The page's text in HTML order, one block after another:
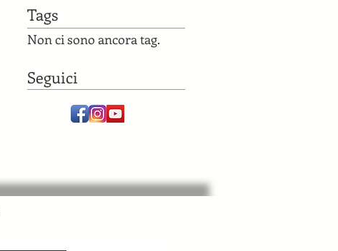
Tags
Non ci sono ancora tag.
Seguici